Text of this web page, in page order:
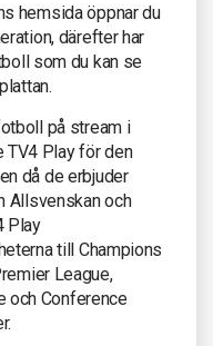
hemsida öppnar du
därefter har
som du kan se
på stream i
TV4 Play för den
då de erbjuder
Allsvenskan och
Play
till Champions
League,
och Conference